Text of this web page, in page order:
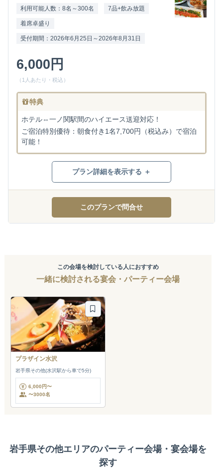
利用可能人数：8名～300名 7品+飲み放題
着席卓盛り
受付期間：2026年6月25日～2026年8月31日
6,000円
（1人あたり・税込）
特典
ホテル⇔一ノ関駅間のハイエース送迎対応！
ご宿泊特別優待：朝食付き1名7,700円（税込み）で宿泊
可能！
プラン詳細を表示する ＋
このプランで問合せ
この会場を検討している人におすすめ
一緒に検討される宴会・パーティー会場
プラザイン水沢
岩手県その他(水沢駅から車で5分)
6,000円〜
〜3000名
岩手県その他エリアのパーティー会場・宴会場を
探す